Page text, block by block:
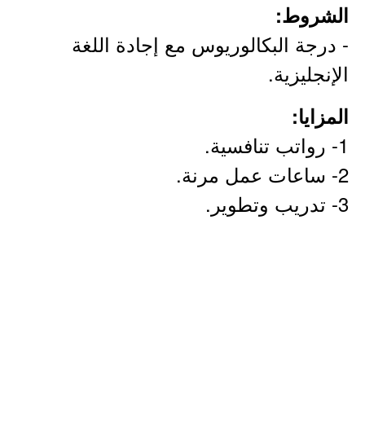
الشروط:
- درجة البكالوريوس مع إجادة اللغة
الإنجليزية.
المزايا:
1- رواتب تنافسية.
2- ساعات عمل مرنة.
3- تدريب وتطوير.